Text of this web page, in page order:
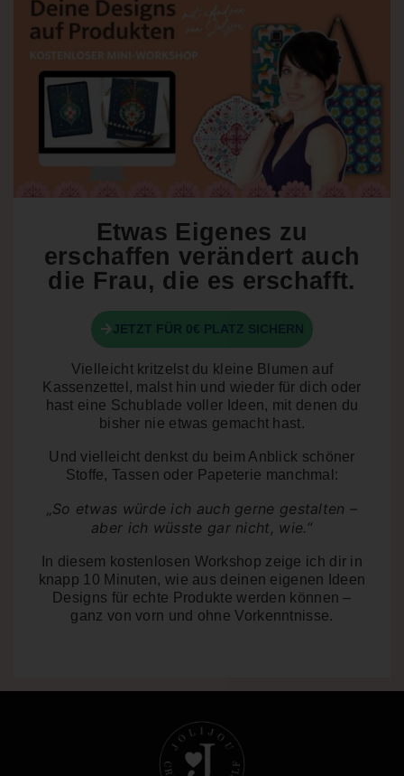
Etwas Eigenes zu
erschaffen verändert auch
die Frau, die es erschafft.
JETZT FÜR 0€ PLATZ SICHERN
Vielleicht kritzelst du kleine Blumen auf
Kassenzettel, malst hin und wieder für dich oder
hast eine Schublade voller Ideen, mit denen du
bisher nie etwas gemacht hast.
Und vielleicht denkst du beim Anblick schöner
Stoffe, Tassen oder Papeterie manchmal:
„So etwas würde ich auch gerne gestalten –
aber ich wüsste gar nicht, wie.“
In diesem kostenlosen Workshop zeige ich dir in
knapp 10 Minuten, wie aus deinen eigenen Ideen
Designs für echte Produkte werden können –
ganz von vorn und ohne Vorkenntnisse.